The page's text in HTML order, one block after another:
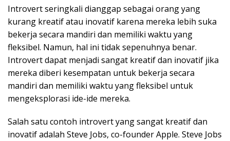
Introvert seringkali dianggap sebagai orang yang
kurang kreatif atau inovatif karena mereka lebih suka
bekerja secara mandiri dan memiliki waktu yang
fleksibel. Namun, hal ini tidak sepenuhnya benar.
Introvert dapat menjadi sangat kreatif dan inovatif jika
mereka diberi kesempatan untuk bekerja secara
mandiri dan memiliki waktu yang fleksibel untuk
mengeksplorasi ide-ide mereka.
Salah satu contoh introvert yang sangat kreatif dan
inovatif adalah Steve Jobs, co-founder Apple. Steve Jobs